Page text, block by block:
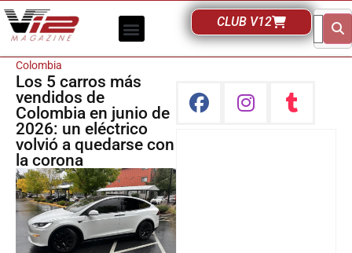
CLUB V12
Colombia
Los 5 carros más
vendidos de
Colombia en junio de
2026: un eléctrico
volvió a quedarse con
la corona